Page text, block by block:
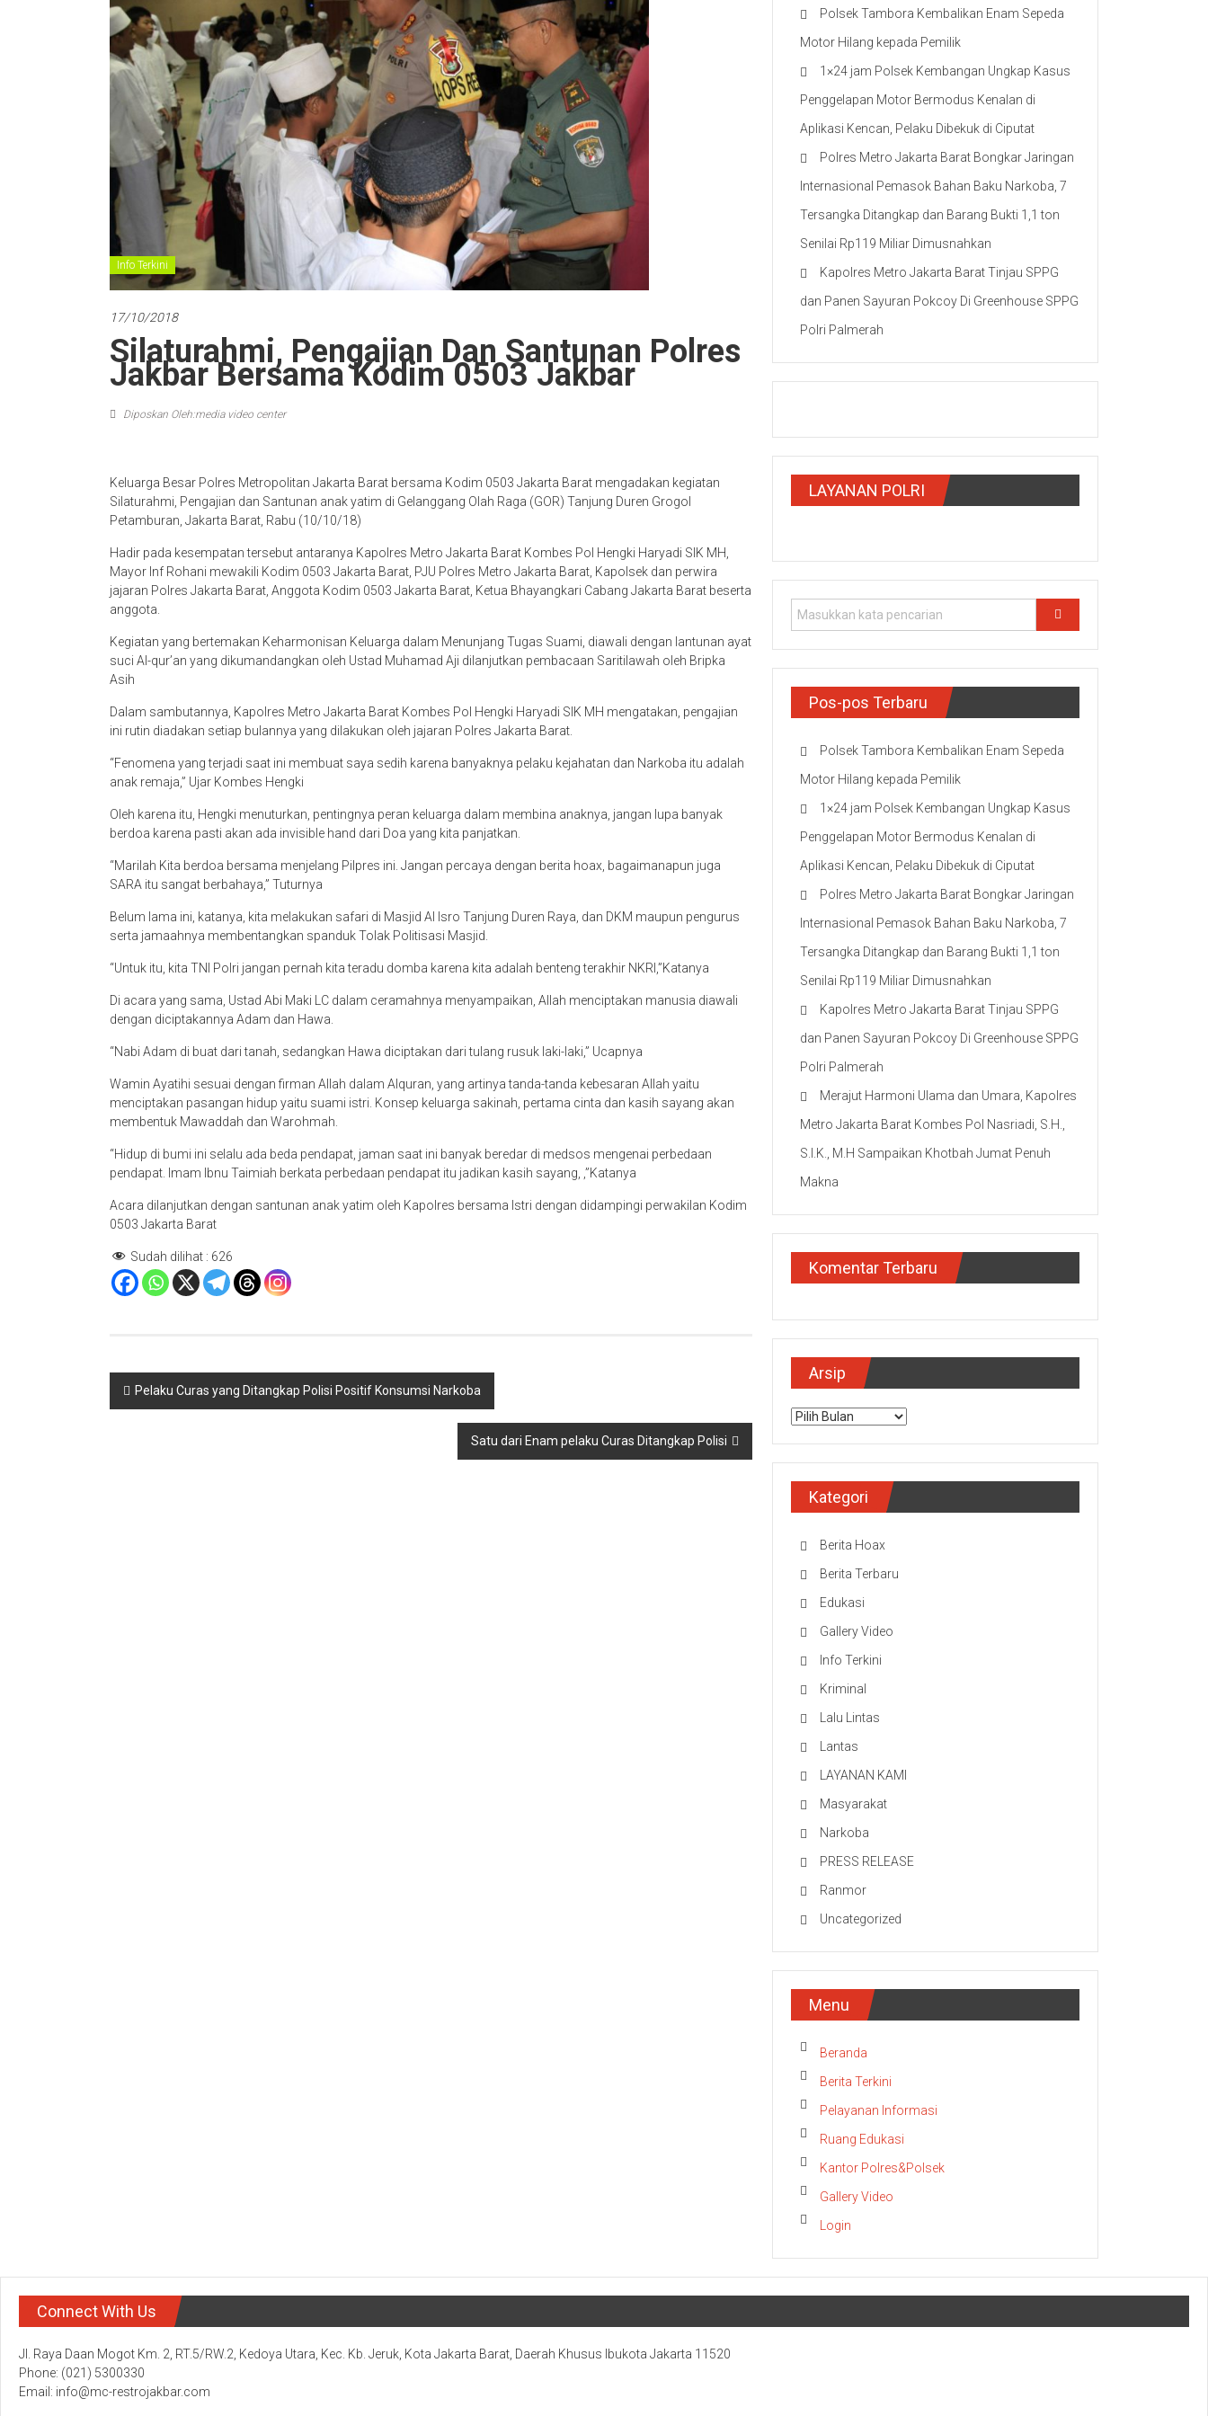
Info Terkini
17/10/2018
Silaturahmi, Pengajian Dan Santunan Polres
Jakbar Bersama Kodim 0503 Jakbar
Diposkan Oleh:media video center
Keluarga Besar Polres Metropolitan Jakarta Barat bersama Kodim 0503 Jakarta Barat mengadakan kegiatan
Silaturahmi, Pengajian dan Santunan anak yatim di Gelanggang Olah Raga (GOR) Tanjung Duren Grogol
Petamburan, Jakarta Barat, Rabu (10/10/18)
Hadir pada kesempatan tersebut antaranya Kapolres Metro Jakarta Barat Kombes Pol Hengki Haryadi SIK MH,
Mayor Inf Rohani mewakili Kodim 0503 Jakarta Barat, PJU Polres Metro Jakarta Barat, Kapolsek dan perwira
jajaran Polres Jakarta Barat, Anggota Kodim 0503 Jakarta Barat, Ketua Bhayangkari Cabang Jakarta Barat beserta
anggota.
Kegiatan yang bertemakan Keharmonisan Keluarga dalam Menunjang Tugas Suami, diawali dengan lantunan ayat
suci Al-qur’an yang dikumandangkan oleh Ustad Muhamad Aji dilanjutkan pembacaan Saritilawah oleh Bripka
Asih
Dalam sambutannya, Kapolres Metro Jakarta Barat Kombes Pol Hengki Haryadi SIK MH mengatakan, pengajian
ini rutin diadakan setiap bulannya yang dilakukan oleh jajaran Polres Jakarta Barat.
“Fenomena yang terjadi saat ini membuat saya sedih karena banyaknya pelaku kejahatan dan Narkoba itu adalah
anak remaja,” Ujar Kombes Hengki
Oleh karena itu, Hengki menuturkan, pentingnya peran keluarga dalam membina anaknya, jangan lupa banyak
berdoa karena pasti akan ada invisible hand dari Doa yang kita panjatkan.
“Marilah Kita berdoa bersama menjelang Pilpres ini. Jangan percaya dengan berita hoax, bagaimanapun juga
SARA itu sangat berbahaya,” Tuturnya
Belum lama ini, katanya, kita melakukan safari di Masjid Al Isro Tanjung Duren Raya, dan DKM maupun pengurus
serta jamaahnya membentangkan spanduk Tolak Politisasi Masjid.
“Untuk itu, kita TNI Polri jangan pernah kita teradu domba karena kita adalah benteng terakhir NKRI,”Katanya
Di acara yang sama, Ustad Abi Maki LC dalam ceramahnya menyampaikan, Allah menciptakan manusia diawali
dengan diciptakannya Adam dan Hawa.
“Nabi Adam di buat dari tanah, sedangkan Hawa diciptakan dari tulang rusuk laki-laki,” Ucapnya
Wamin Ayatihi sesuai dengan firman Allah dalam Alquran, yang artinya tanda-tanda kebesaran Allah yaitu
menciptakan pasangan hidup yaitu suami istri. Konsep keluarga sakinah, pertama cinta dan kasih sayang akan
membentuk Mawaddah dan Warohmah.
“Hidup di bumi ini selalu ada beda pendapat, jaman saat ini banyak beredar di medsos mengenai perbedaan
pendapat. Imam Ibnu Taimiah berkata perbedaan pendapat itu jadikan kasih sayang, ,”Katanya
Acara dilanjutkan dengan santunan anak yatim oleh Kapolres bersama Istri dengan didampingi perwakilan Kodim
0503 Jakarta Barat
Sudah dilihat : 626
Navigasi
Pelaku Curas yang Ditangkap Polisi Positif Konsumsi Narkoba
Satu dari Enam pelaku Curas Ditangkap Polisi
Polsek Tambora Kembalikan Enam Sepeda
Motor Hilang kepada Pemilik
1×24 jam Polsek Kembangan Ungkap Kasus
Penggelapan Motor Bermodus Kenalan di
Aplikasi Kencan, Pelaku Dibekuk di Ciputat
Polres Metro Jakarta Barat Bongkar Jaringan
Internasional Pemasok Bahan Baku Narkoba, 7
Tersangka Ditangkap dan Barang Bukti 1,1 ton
Senilai Rp119 Miliar Dimusnahkan
Kapolres Metro Jakarta Barat Tinjau SPPG
dan Panen Sayuran Pokcoy Di Greenhouse SPPG
Polri Palmerah
LAYANAN POLRI
Pos-pos Terbaru
Polsek Tambora Kembalikan Enam Sepeda
Motor Hilang kepada Pemilik
1×24 jam Polsek Kembangan Ungkap Kasus
Penggelapan Motor Bermodus Kenalan di
Aplikasi Kencan, Pelaku Dibekuk di Ciputat
Polres Metro Jakarta Barat Bongkar Jaringan
Internasional Pemasok Bahan Baku Narkoba, 7
Tersangka Ditangkap dan Barang Bukti 1,1 ton
Senilai Rp119 Miliar Dimusnahkan
Kapolres Metro Jakarta Barat Tinjau SPPG
dan Panen Sayuran Pokcoy Di Greenhouse SPPG
Polri Palmerah
Merajut Harmoni Ulama dan Umara, Kapolres
Metro Jakarta Barat Kombes Pol Nasriadi, S.H.,
S.I.K., M.H Sampaikan Khotbah Jumat Penuh
Makna
Komentar Terbaru
Arsip
Arsip
Kategori
Berita Hoax
Berita Terbaru
Edukasi
Gallery Video
Info Terkini
Kriminal
Lalu Lintas
Lantas
LAYANAN KAMI
Masyarakat
Narkoba
PRESS RELEASE
Ranmor
Uncategorized
Menu
Beranda
Berita Terkini
Pelayanan Informasi
Ruang Edukasi
Kantor Polres&Polsek
Gallery Video
Login
Connect With Us
Jl. Raya Daan Mogot Km. 2, RT.5/RW.2, Kedoya Utara, Kec. Kb. Jeruk, Kota Jakarta Barat, Daerah Khusus Ibukota Jakarta 11520
Phone: (021) 5300330
Email: info@mc-restrojakbar.com